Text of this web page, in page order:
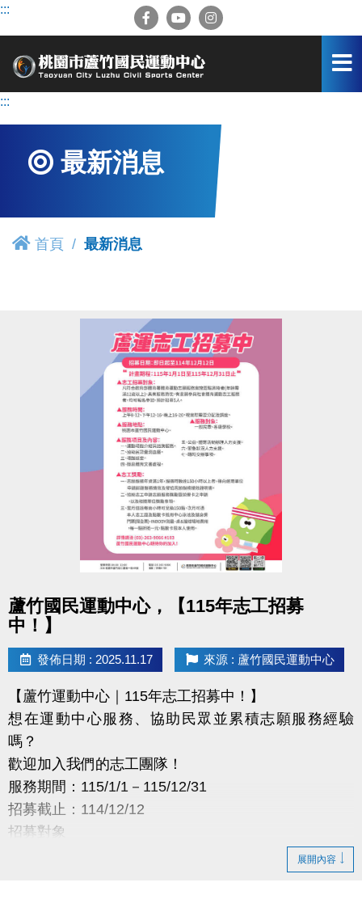
跳
容
:::
:::
最新消息
首頁 最新消息
蘆竹國民運動中心，【115年志工招募
中！】
發佈日期 : 2025.11.17 來源 : 蘆竹國民運動中心
【蘆竹運動中心｜115年志工招募中！】
想在運動中心服務、協助民眾並累積志願服務經驗
嗎？
歡迎加入我們的志工團隊！
服務期間：115/1/1－115/12/31
招募截止：114/12/12
招募對象
展開內容